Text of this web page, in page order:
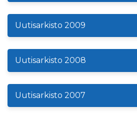
Uutisarkisto 2009
Uutisarkisto 2008
Uutisarkisto 2007